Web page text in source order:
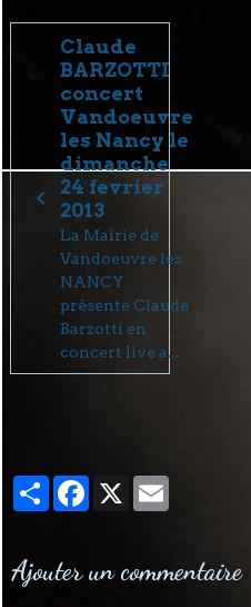
Claude
BARZOTTI
concert
Vandoeuvre
les Nancy le
dimanche
24 fevrier
2013
La Mairie de
Vandoeuvre les
NANCY
présente Claude
Barzotti en
concert live a...
PartagerFacebook
X
Ajouter un commentaire